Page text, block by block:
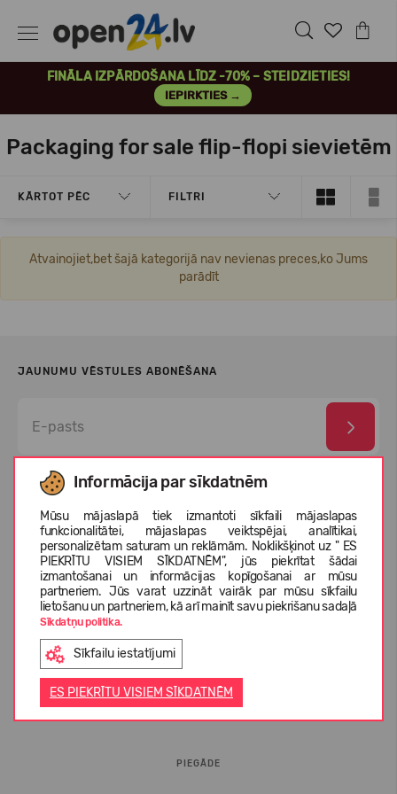
FINĀLA IZPĀRDOŠANA LĪDZ -70% – STEIDZIETIES!
IEPIRKTIES →
Informācija par sīkdatnēm
Mūsu mājaslapā tiek izmantoti sīkfaili mājaslapas
funkcionalitātei, mājaslapas veiktspējai, analītikai,
personalizētam saturam un reklāmām. Noklikšķinot uz " ES
PIEKRĪTU VISIEM SĪKDATNĒM", jūs piekrītat šādai
izmantošanai un informācijas kopīgošanai ar mūsu
partneriem. Jūs varat uzzināt vairāk par mūsu sīkfailu
lietošanu un partneriem, kā arī mainīt savu piekrišanu sadaļā
Sīkdatņu politika.
Sīkfailu iestatījumi
ES PIEKRĪTU VISIEM SĪKDATNĒM
Packaging for sale flip-flopi sievietēm
KĀRTOT PĒC FILTRI
Atvainojiet,bet šajā kategorijā nav nevienas preces,ko Jums
parādīt
JAUNUMU VĒSTULES ABONĒŠANA
Esmu izlasījis un piekrītu
datu aizsardzības noteikumi
INFORMĀCIJA PIRCĒJIEM
PIEGĀDE